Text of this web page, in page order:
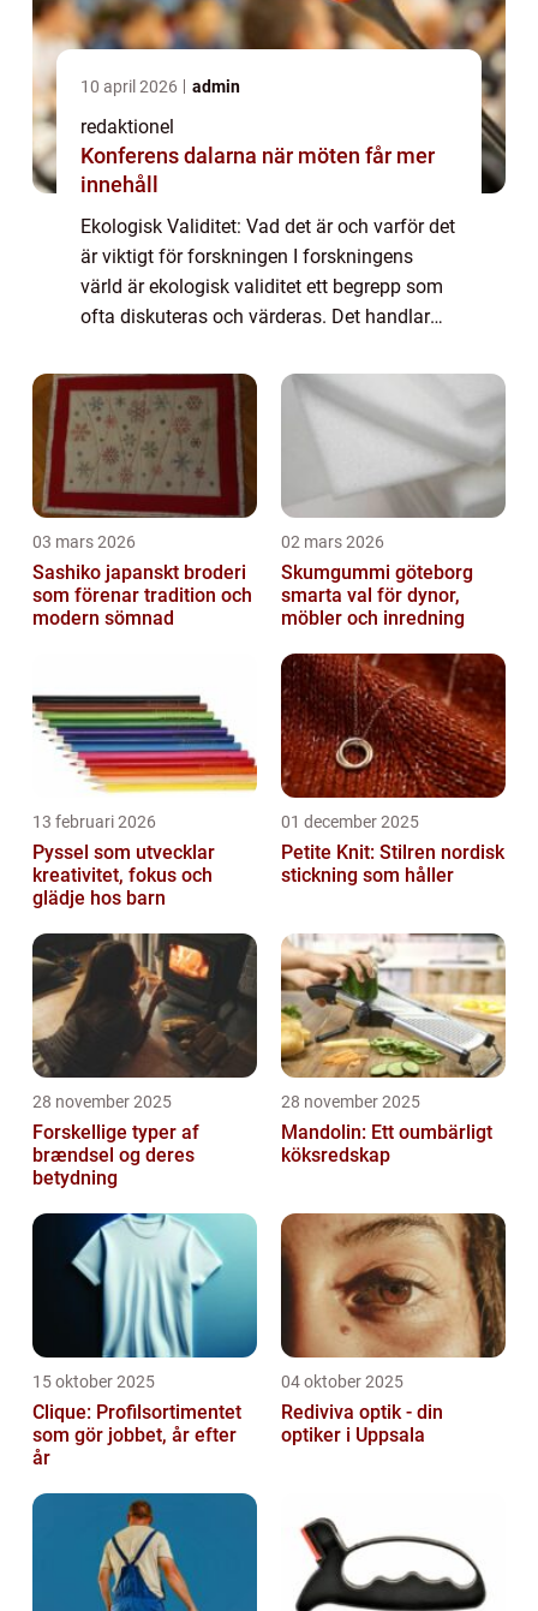
10 april 2026 admin
redaktionel
Konferens dalarna när möten får mer
innehåll
Ekologisk Validitet: Vad det är och varför det
är viktigt för forskningen I forskningens
värld är ekologisk validitet ett begrepp som
ofta diskuteras och värderas. Det handlar
representerar verkliga situationer o...
03 mars 2026
Sashiko japanskt broderi
som förenar tradition och
modern sömnad
02 mars 2026
Skumgummi göteborg
smarta val för dynor,
möbler och inredning
13 februari 2026
Pyssel som utvecklar
kreativitet, fokus och
glädje hos barn
01 december 2025
Petite Knit: Stilren nordisk
stickning som håller
28 november 2025
Forskellige typer af
brændsel og deres
betydning
28 november 2025
Mandolin: Ett oumbärligt
köksredskap
15 oktober 2025
Clique: Profilsortimentet
som gör jobbet, år efter
år
04 oktober 2025
Rediviva optik - din
optiker i Uppsala